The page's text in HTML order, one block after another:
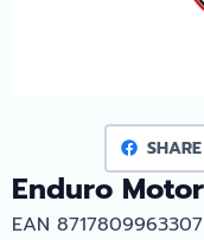
SHARE
Enduro
EAN